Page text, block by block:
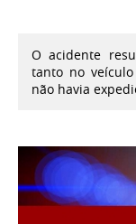
O acidente
tanto no
não havia